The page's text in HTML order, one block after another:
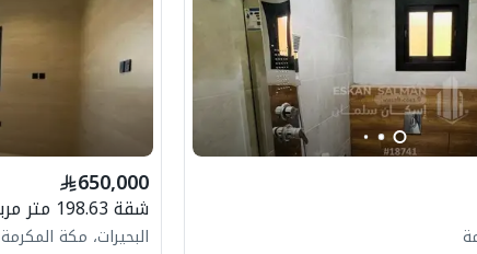
650,000
شقة 198.63 متر مربع ب 5 غرف
البحيرات، مكة المكرمة